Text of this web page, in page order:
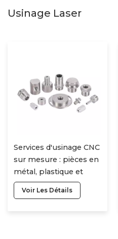
Usinage Laser
Services d'usinage CNC
sur mesure : pièces en
métal, plastique et
alliage (aluminium,
cuivre, laiton, acier,
Voir Les Détails